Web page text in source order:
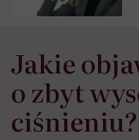
Jakie
o zbyt
ciśnieniu?